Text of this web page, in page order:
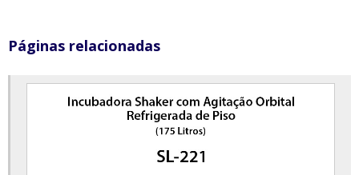
Câmara de conservação vertical
Câmara de germinação com alternância de temperatura e fotoperíodo
Páginas relacionadas